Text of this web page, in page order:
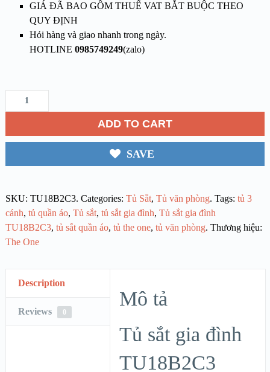
GIÁ ĐÃ BAO GỒM THUẾ VAT BẮT BUỘC THEO
QUY ĐỊNH
Hỏi hàng và giao nhanh trong ngày.
HOTLINE 0985749249(zalo)
ADD TO CART
SAVE
SKU: TU18B2C3. Categories: Tủ Sắt, Tủ văn phòng. Tags: tủ 3
cánh, tủ quần áo, Tủ sắt, tủ sắt gia đình, Tủ sắt gia đình
TU18B2C3, tủ sắt quần áo, tủ the one, tủ văn phòng. Thương hiệu:
The One
Description
Reviews 0
Mô tả
Tủ sắt gia đình
TU18B2C3